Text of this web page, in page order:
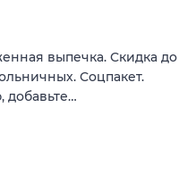
выпечка. Скидка до
Соцпакет.
добавьте…